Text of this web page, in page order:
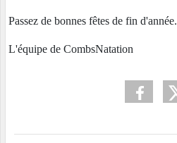
Passez de bonnes fêtes de fin d'année.
L'équipe de CombsNatation